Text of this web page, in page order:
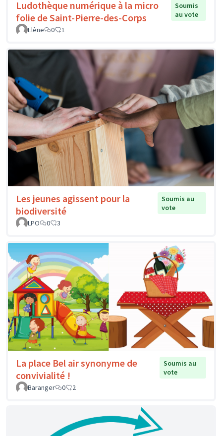
Ludothèque numérique à la micro
folie de Saint-Pierre-des-Corps
Soumis
au vote
Elène
0 1
Les jeunes agissent pour la
biodiversité
Soumis au
vote
LPO
0 3
La place Bel air synonyme de
convivialité !
Soumis au
vote
Baranger
0 2